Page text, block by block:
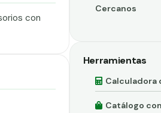
con
Cercanos
Herramientas
Calculadora
Catálogo